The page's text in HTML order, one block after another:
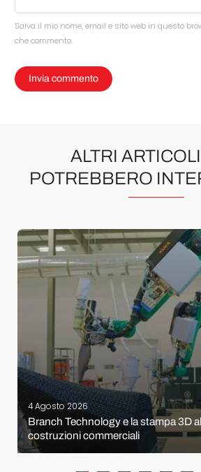
Salva il mio nome, email e sito web in questo
che commento.
ALTRI
POTREBBERO
4 Agosto 2026
Branch Technology e la stampa 3D
costruzioni commerciali